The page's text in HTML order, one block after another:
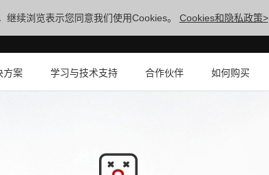
继续浏览表示您同意我们使用Cookies。 Cookies和隐私政策>
方案 学习与技术支持 合作伙伴 如何购买